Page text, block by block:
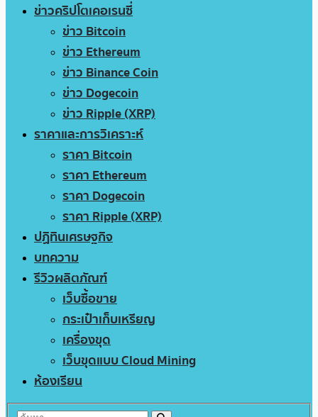
ข่าวคริปโตเคอเรนซี่
ข่าว Bitcoin
ข่าว Ethereum
ข่าว Binance Coin
ข่าว Dogecoin
ข่าว Ripple (XRP)
ราคาและการวิเคราะห์
ราคา Bitcoin
ราคา Ethereum
ราคา Dogecoin
ราคา Ripple (XRP)
ปฏิทินเศรษฐกิจ
บทความ
รีวิวผลิตภัณฑ์
เว็บซื้อขาย
กระเป๋าเก็บเหรียญ
เครื่องขุด
เว็บขุดแบบ Cloud Mining
ห้องเรียน